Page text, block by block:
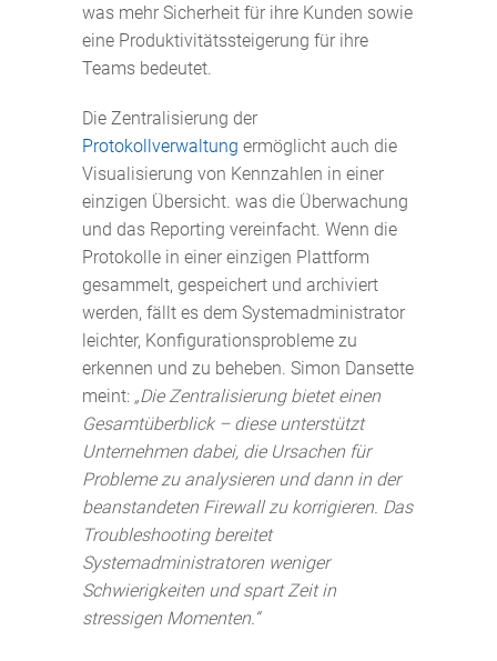
was mehr Sicherheit für ihre Kunden sowie
eine Produktivitätssteigerung für ihre
Teams bedeutet.
Die Zentralisierung der
Protokollverwaltung ermöglicht auch die
Visualisierung von Kennzahlen in einer
einzigen Übersicht. was die Überwachung
und das Reporting vereinfacht. Wenn die
Protokolle in einer einzigen Plattform
gesammelt, gespeichert und archiviert
werden, fällt es dem Systemadministrator
leichter, Konfigurationsprobleme zu
erkennen und zu beheben. Simon Dansette
meint: „Die Zentralisierung bietet einen
Gesamtüberblick – diese unterstützt
Unternehmen dabei, die Ursachen für
Probleme zu analysieren und dann in der
beanstandeten Firewall zu korrigieren. Das
Troubleshooting bereitet
Systemadministratoren weniger
Schwierigkeiten und spart Zeit in
stressigen Momenten.“